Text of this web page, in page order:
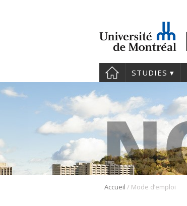
STUDIES
Accueil / Mode d’emploi